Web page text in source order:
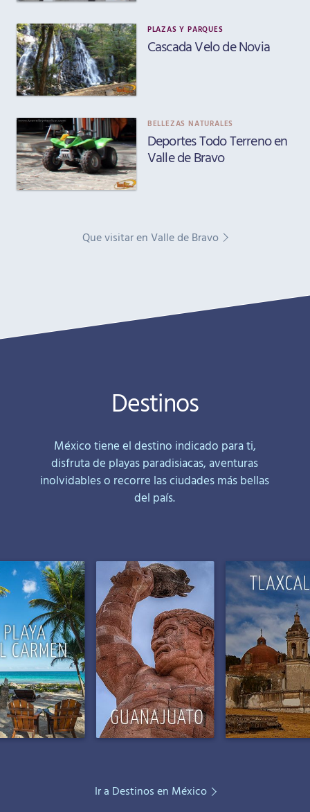
PLAZAS Y PARQUES
Cascada Velo de Novia
BELLEZAS NATURALES
Deportes Todo Terreno en
Valle de Bravo
Que visitar en Valle de Bravo
Destinos
México tiene el destino indicado para ti,
disfruta de playas paradisiacas, aventuras
inolvidables o recorre las ciudades más bellas
del país.
Ir a Destinos en México